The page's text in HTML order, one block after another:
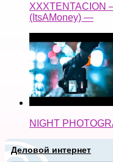
(ItsAMoney) —
NIGHT
Деловой интернет